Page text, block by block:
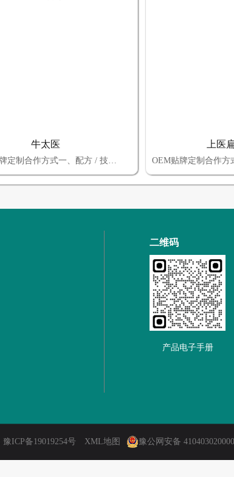
牛太医
OEM贴牌定制合作方式一、配方 / 技术选择：自有配方定制 vs 厂家成熟配方二、品牌归属选择：自有商标 vs 厂家商标三、包装设计选择：自有设计（厂家审核） vs 厂家全包总结：OEM 贴牌定制的核心决策逻辑 选择上述三大模块的合作方式时，本质是平衡 “控制权、成本、效率” 三者的关系：若追求高控制权 + 长期品牌价值：优先
上医
二维码
产品电子手册
豫ICP备19019254号 XML地图 豫公网安备